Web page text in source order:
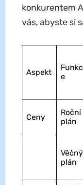
konkurentem
vás, abyste si
Aspekt
Funkc
e
Ceny
Roční
plán
Věčný
plán